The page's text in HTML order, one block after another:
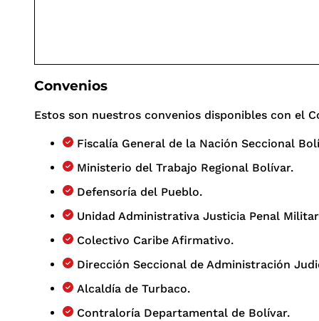
Convenios
Estos son nuestros convenios disponibles con el
Fiscalía General de la Nación Seccional
Ministerio del Trabajo Regional Bolívar.
Defensoría del Pueblo.
Unidad Administrativa Justicia Penal
Colectivo Caribe Afirmativo.
Dirección Seccional de Administración
Alcaldía de Turbaco.
Contraloría Departamental de Bolívar.